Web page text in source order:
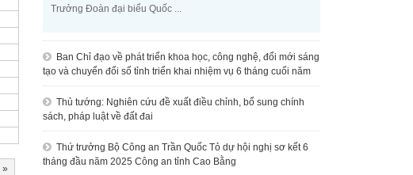
»
Trưởng Đoàn đại biểu Quốc ...
Ban Chỉ đạo về phát triển khoa học, công nghệ, đổi mới sáng
tạo và chuyển đổi số tỉnh triển khai nhiệm vụ 6 tháng cuối năm
Thủ tướng: Nghiên cứu đề xuất điều chỉnh, bổ sung chính
sách, pháp luật về đất đai
Thứ trưởng Bộ Công an Trần Quốc Tỏ dự hội nghị sơ kết 6
tháng đầu năm 2025 Công an tỉnh Cao Bằng